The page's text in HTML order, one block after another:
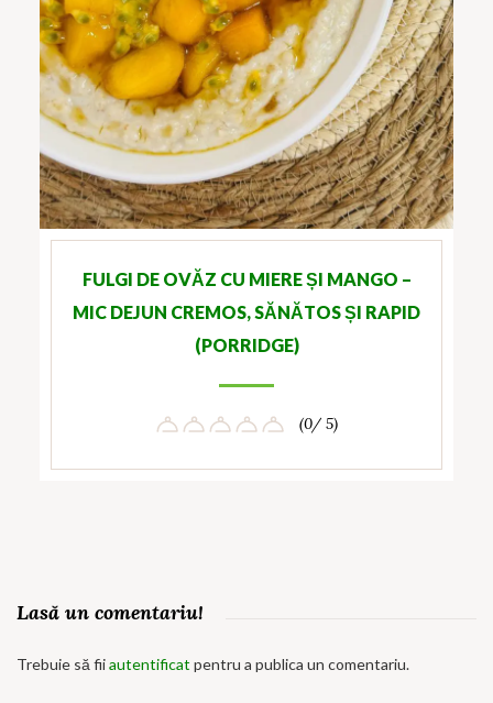
FULGI DE OVĂZ CU MIERE ȘI MANGO –
MIC DEJUN CREMOS, SĂNĂTOS ȘI RAPID
(PORRIDGE)
(0/ 5)
Lasă un comentariu!
Trebuie să fiiautentificat pentru a publica un comentariu.